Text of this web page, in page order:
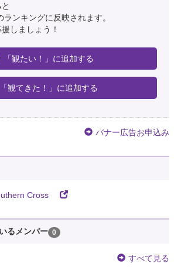
ンキングに反映されます。
しましょう！
「観たい！」に追加する
「観てきた！」に追加する
バナー広告お申込み
Cross
るメンバー 0
すべて見る